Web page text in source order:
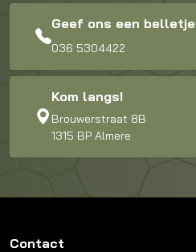
Geef ons een belletje
036 5304422
Kom langs!
Brouwerstraat 8B
1315 BP Almere
Contact